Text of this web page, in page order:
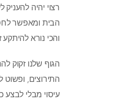
רצוי יהיה
הבית ומאפשר
והכי נורא
הגוף שלנו זקוק
התירוצים, ופשוט
עיסוי מבלי לבצע